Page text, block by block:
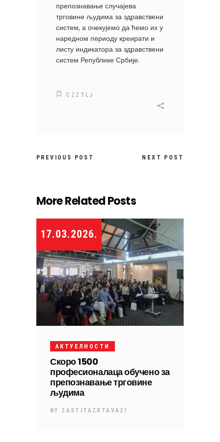
препознавање случајева
трговине људима за здравствени
систем, а очекујемо да ћемо их у
наредном периоду креирати и
листу индикатора за здравствени
систем Републике Србије.
CZZTLJ
PREVIOUS POST NEXT POST
More Related Posts
17.03.2026.
АКТУЕЛНОСТИ
Скоро 1500
професионалаца обучено за
препознавање трговине
људима
BY ZASTITAZRTAVA21